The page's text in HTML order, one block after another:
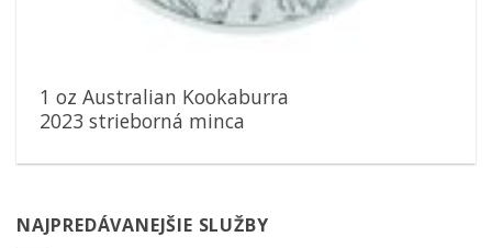
1 oz Australian Kookaburra
2023 strieborná minca
NAJPREDÁVANEJŠIE SLUŽBY